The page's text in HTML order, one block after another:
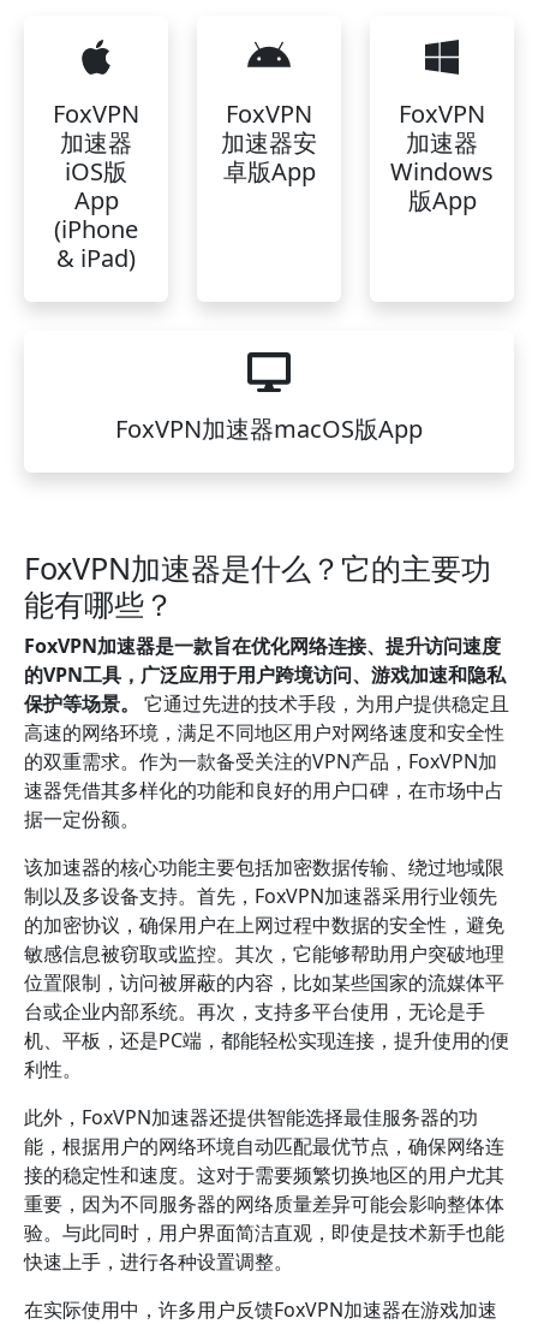
FoxVPN
加速器
iOS版
App
(iPhone
& iPad)
FoxVPN
加速器安
卓版App
FoxVPN
加速器
Windows
版App
FoxVPN加速器macOS版App
FoxVPN加速器是什么？它的主要功
能有哪些？
FoxVPN加速器是一款旨在优化网络连接、提升访问速度
的VPN工具，广泛应用于用户跨境访问、游戏加速和隐私
保护等场景。
它通过先进的技术手段，为用户提供稳定且
高速的网络环境，满足不同地区用户对网络速度和安全性
的双重需求。作为一款备受关注的VPN产品，FoxVPN加
速器凭借其多样化的功能和良好的用户口碑，在市场中占
据一定份额。
该加速器的核心功能主要包括加密数据传输、绕过地域限
制以及多设备支持。首先，FoxVPN加速器采用行业领先
的加密协议，确保用户在上网过程中数据的安全性，避免
敏感信息被窃取或监控。其次，它能够帮助用户突破地理
位置限制，访问被屏蔽的内容，比如某些国家的流媒体平
台或企业内部系统。再次，支持多平台使用，无论是手
机、平板，还是PC端，都能轻松实现连接，提升使用的便
利性。
此外，FoxVPN加速器还提供智能选择最佳服务器的功
能，根据用户的网络环境自动匹配最优节点，确保网络连
接的稳定性和速度。这对于需要频繁切换地区的用户尤其
重要，因为不同服务器的网络质量差异可能会影响整体体
验。与此同时，用户界面简洁直观，即使是技术新手也能
快速上手，进行各种设置调整。
在实际使用中，许多用户反馈FoxVPN加速器在游戏加速